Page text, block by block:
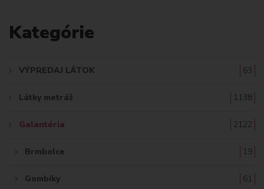
D
Kategórie
VÝPREDAJ LÁTOK 63
Látky metráž 1138
Galantéria 2122
Brmbolce 19
Gombíky 61